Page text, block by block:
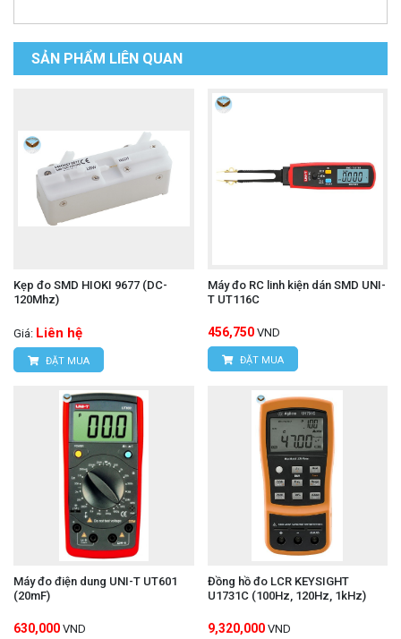
SẢN PHẨM LIÊN QUAN
Kẹp đo SMD HIOKI 9677 (DC-
120Mhz)
Giá: Liên hệ
ĐẶT MUA
Máy đo RC linh kiện dán SMD UNI-
T UT116C
456,750 VND
ĐẶT MUA
Máy đo điện dung UNI-T UT601
(20mF)
630,000 VND
Đồng hồ đo LCR KEYSIGHT
U1731C (100Hz, 120Hz, 1kHz)
9,320,000 VND